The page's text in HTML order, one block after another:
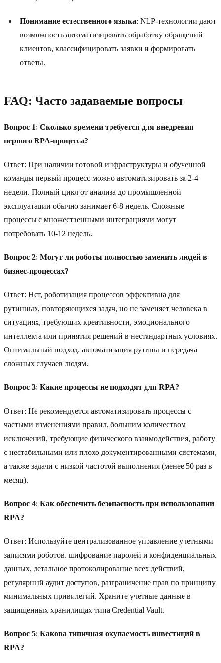
Понимание естественного языка: NLP-технологии дают
возможность автоматизировать обработку обращений
клиентов, классифицировать заявки и формировать
ответы.
FAQ: Часто задаваемые вопросы
Вопрос 1: Сколько времени требуется для внедрения
первого RPA-процесса?
Ответ: При наличии готовой инфраструктуры и обученной
команды первый процесс можно автоматизировать за 2-4
недели. Полный цикл от анализа до промышленной
эксплуатации обычно занимает 6-8 недель. Сложные
процессы с множественными интеграциями могут
потребовать 10-12 недель.
Вопрос 2: Могут ли роботы полностью заменить людей в
бизнес-процессах?
Ответ: Нет, роботизация процессов эффективна для
рутинных, повторяющихся задач, но не заменяет человека в
ситуациях, требующих креативности, эмоционального
интеллекта или принятия решений в нестандартных условиях.
Оптимальный подход: автоматизация рутины и передача
сложных случаев людям.
Вопрос 3: Какие процессы не подходят для RPA?
Ответ: Не рекомендуется автоматизировать процессы с
частыми изменениями правил, большим количеством
исключений, требующие физического взаимодействия, работу
с нестабильными или плохо документированными системами,
а также задачи с низкой частотой выполнения (менее 50 раз в
месяц).
Вопрос 4: Как обеспечить безопасность при использовании
RPA?
Ответ: Используйте централизованное управление учетными
записями роботов, шифрование паролей и конфиденциальных
данных, детальное протоколирование всех действий,
регулярный аудит доступов, разграничение прав по принципу
минимальных привилегий. Храните учетные данные в
защищенных хранилищах типа Credential Vault.
Вопрос 5: Какова типичная окупаемость инвестиций в
RPA?